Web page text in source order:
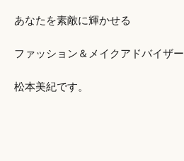
あなたを素敵に輝かせる
ファッション＆メイクアドバイザー
松本美紀です。